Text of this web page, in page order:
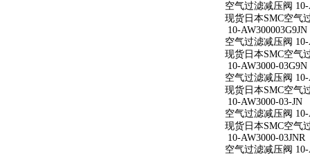
空气过滤减压阀 10-
现货日本SMC空气
10-AW300003G9JN
空气过滤减压阀 10-
现货日本SMC空气
10-AW3000-03G9N
空气过滤减压阀 10-
现货日本SMC空气
10-AW3000-03-JN
空气过滤减压阀 10-
现货日本SMC空气
10-AW3000-03JNR
空气过滤减压阀 10-